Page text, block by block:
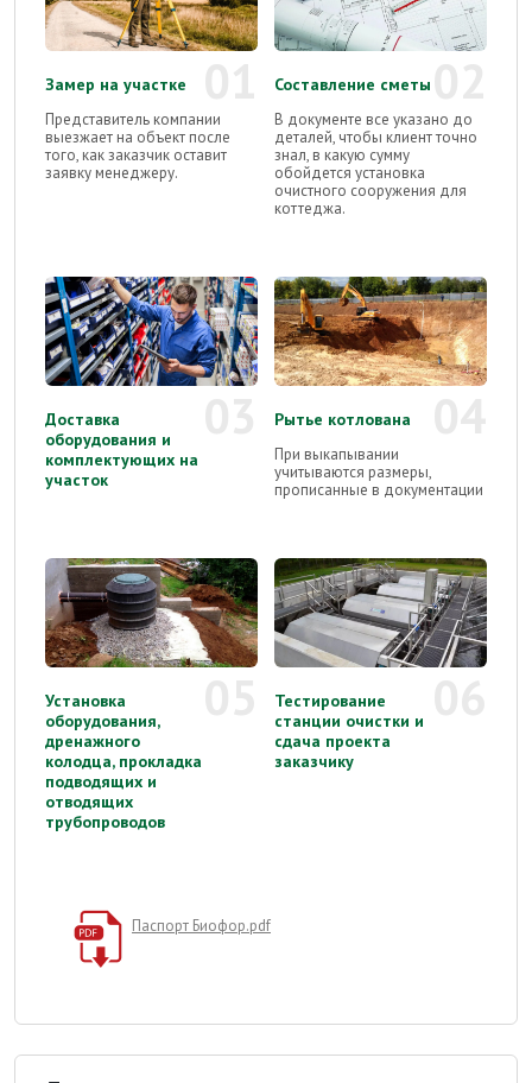
Замер на участке
Представитель компании
выезжает на объект после
того, как заказчик оставит
заявку менеджеру.
Составление сметы
В документе все указано до
деталей, чтобы клиент точно
знал, в какую сумму
обойдется установка
очистного сооружения для
коттеджа.
Доставка
оборудования и
комплектующих на
участок
Рытье котлована
При выкапывании
учитываются размеры,
прописанные в документации
Установка
оборудования,
дренажного
колодца, прокладка
подводящих и
отводящих
трубопроводов
Тестирование
станции очистки и
сдача проекта
заказчику
Паспорт Биофор.pdf